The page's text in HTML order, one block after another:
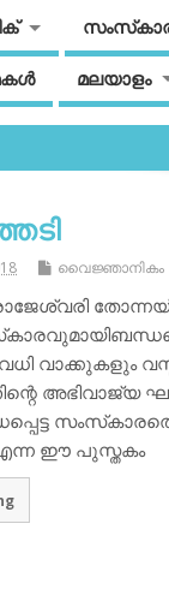
മലയാളം
വൈജ്ഞാനികം
വാക്കുകളും
അഭിവാജ്യ
എന്ന ഈ പുസ്തകം